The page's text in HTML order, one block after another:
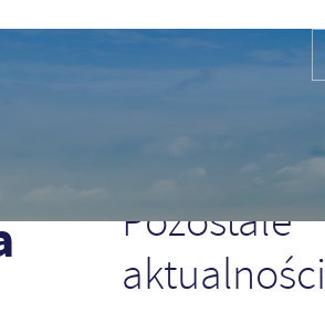
Pozostałe
aktualności